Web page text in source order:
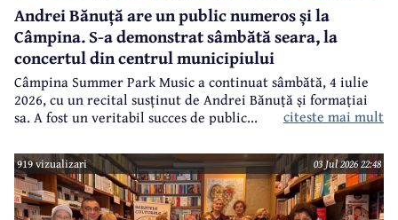
Andrei Bănuță are un public numeros și la
Câmpina. S-a demonstrat sâmbătă seara, la
concertul din centrul municipiului
Câmpina Summer Park Music a continuat sâmbătă, 4 iulie
2026, cu un recital susținut de Andrei Bănuță și formațiai
sa. A fost un veritabil succes de public...
citeste mai mult
919 vizualizari 03 Jul 2026 22:48